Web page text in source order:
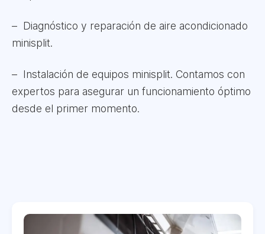
Diagnóstico y reparación de aire acondicionado
minisplit.
Instalación de equipos minisplit. Contamos con
expertos para asegurar un funcionamiento óptimo
desde el primer momento.